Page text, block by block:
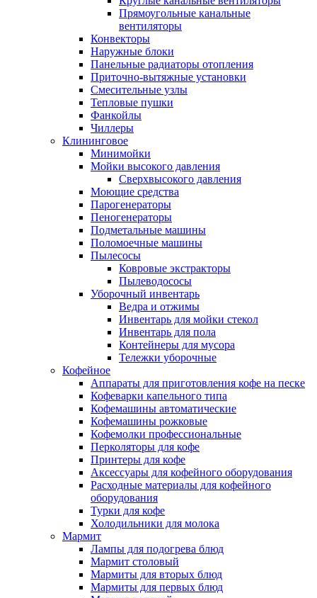
Прямоугольные канальные
вентиляторы
Конвекторы
Наружные блоки
Панельные радиаторы отопления
Приточно-вытяжные установки
Смесительные узлы
Тепловые пушки
Фанкойлы
Чиллеры
Клининговое
Минимойки
Мойки высокого давления
Сверхвысокого давления
Моющие средства
Парогенераторы
Пеногенераторы
Подметальные машины
Поломоечные машины
Пылесосы
Ковровые экстракторы
Пылеводососы
Уборочный инвентарь
Ведра и отжимы
Инвентарь для мойки стекол
Инвентарь для пола
Контейнеры для мусора
Тележки уборочные
Кофейное
Аппараты для приготовления кофе на песке
Кофеварки капельного типа
Кофемашины автоматические
Кофемашины рожковые
Кофемолки профессиональные
Перколяторы для кофе
Принтеры для кофе
Аксессуары для кофейного оборудования
Расходные материалы для кофейного
оборудования
Турки для кофе
Холодильники для молока
Мармит
Лампы для подогрева блюд
Мармит столовый
Мармиты для вторых блюд
Мармиты для первых блюд